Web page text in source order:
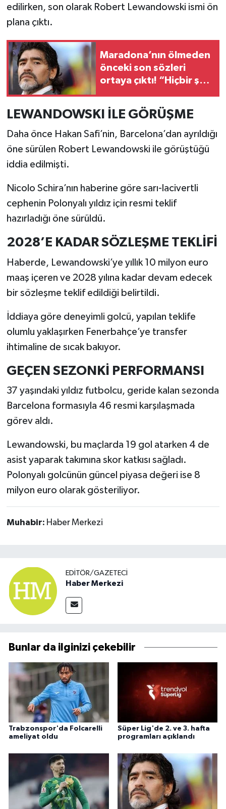
edilirken, son olarak Robert Lewandowski ismi ön
plana çıktı.
Maradona’nın ölmeden
önceki son sözleri
ortaya çıktı! “Hiçbir şey
LEWANDOWSKI İLE GÖRÜŞME
Daha önce Hakan Safi’nin, Barcelona’dan ayrıldığı
öne sürülen Robert Lewandowski ile görüştüğü
iddia edilmişti.
Nicolo Schira’nın haberine göre sarı-lacivertli
cephenin Polonyalı yıldız için resmi teklif
hazırladığı öne sürüldü.
2028’E KADAR SÖZLEŞME TEKLİFİ
Haberde, Lewandowski’ye yıllık 10 milyon euro
maaş içeren ve 2028 yılına kadar devam edecek
bir sözleşme teklif edildiği belirtildi.
İddiaya göre deneyimli golcü, yapılan teklife
olumlu yaklaşırken Fenerbahçe’ye transfer
ihtimaline de sıcak bakıyor.
GEÇEN SEZONKİ PERFORMANSI
37 yaşındaki yıldız futbolcu, geride kalan sezonda
Barcelona formasıyla 46 resmi karşılaşmada
görev aldı.
Lewandowski, bu maçlarda 19 gol atarken 4 de
asist yaparak takımına skor katkısı sağladı.
Polonyalı golcünün güncel piyasa değeri ise 8
milyon euro olarak gösteriliyor.
Muhabir: Haber Merkezi
EDITÖR/GAZETECI
Haber Merkezi
Bunlar da ilginizi çekebilir
Trabzonspor'da Folcarelli
ameliyat oldu
Süper Lig'de 2. ve 3. hafta
programları açıklandı